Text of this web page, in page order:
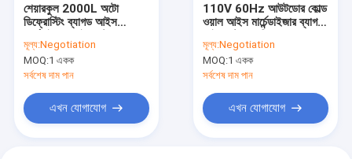
শেয়ারকুল 2000L অটো
ডিফ্রোস্টিং ব্যাগড আইস
ফ্রিজার
মূল্য:Negotiation
MOQ:1 একক
সর্বশেষ দাম পান
এখন যোগাযোগ
110V 60Hz আউটডোর কোল্ড
ওয়াল আইস মার্চেন্ডাইজার ব্যাগড
মূল্য:Negotiation
MOQ:1 একক
সর্বশেষ দাম পান
এখন যোগাযোগ